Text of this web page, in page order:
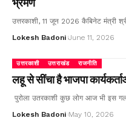
भ्रमण
उत्तरकाशी, 11 जून 2026 कैबिनेट मंत्री
Lokesh Badoni June 11, 2026
उत्तरकाशी उत्तराखंड राजनीति
लहू से सींचा है भाजपा
पुरोला उतरकाशी कुछ लोग आज भी इस
Lokesh Badoni May 10, 2026